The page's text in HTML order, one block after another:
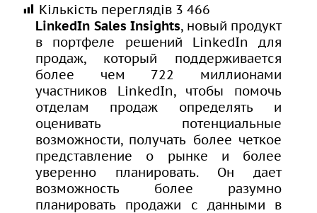
Кількість переглядів 3 466
LinkedIn Sales Insights, новый продукт
в портфеле решений LinkedIn для
продаж, который поддерживается
более чем 722 миллионами
участников LinkedIn, чтобы помочь
отделам продаж определять и
оценивать потенциальные
возможности, получать более четкое
представление о рынке и более
уверенно планировать. Он дает
возможность более разумно
планировать продажи с данными в